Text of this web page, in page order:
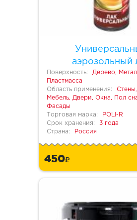
аэрозольный
Поверхность:
Дерево,
Пластмасса
Область применения:
Мебель, Двери, Окна, Пол
Фасады
Торговая марка:
POLI-R
Срок хранения:
3 года
Страна:
Россия
450